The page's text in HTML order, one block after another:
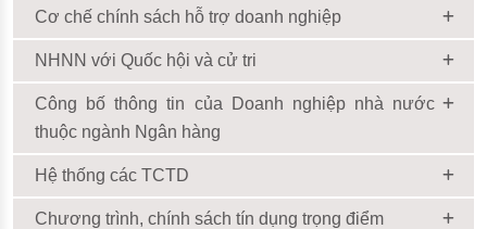
Cơ chế chính sách hỗ trợ doanh nghiệp
NHNN với Quốc hội và cử tri
Công bố thông tin của Doanh nghiệp nhà nước
thuộc ngành Ngân hàng
Hệ thống các TCTD
Chương trình, chính sách tín dụng trọng điểm